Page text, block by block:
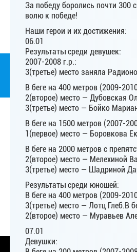
За победу боролись почти 300
волю к победе!
Наши герои и их достижения:
06.01
Результаты среди девушек:
2007-2008 г.р.:
3(третье) место заняла
В беге на 400 метров (2009-
2(второе) место — Дубовская
3(третье) место — Бойко
В беге на 1500 метров (2007-
1(первое) место — Боровкова
В беге на 2000 метров с
2(второе) место — Мелехиной
3(третье) место — Шадриной
Результаты среди юношей:
В беге на 400 метров (2009-
3(третье) место — Лотц Глеб.В
2(второе) место — Муравьев
07.01
Девушки: